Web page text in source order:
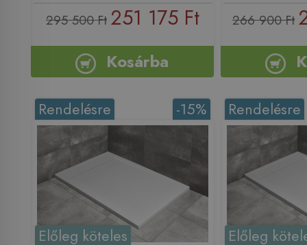
295 500 Ft 251 175 Ft
Kosárba
266 900 Ft
-15%
Rendelésre
Előleg köteles
Rendelésre
Előleg